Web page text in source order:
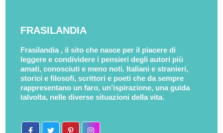
FRASILANDIA
Frasilandia , il sito che nasce per il piacere di
leggere e condividere i pensieri degli autori più
amati, conosciuti e meno noti. Italiani e stranieri,
storici e filosofi, scrittori e poeti che da sempre
rappresentano un faro, un’ispirazione, una guida
talvolta, nelle diverse situazioni della vita.